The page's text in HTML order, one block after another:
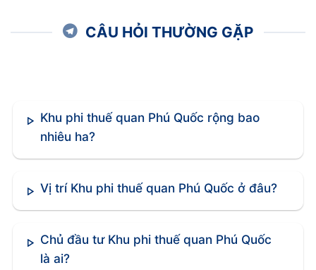
CÂU HỎI THƯỜNG GẶP
Khu phi thuế quan Phú Quốc rộng bao
nhiêu ha?
Vị trí Khu phi thuế quan Phú Quốc ở đâu?
Chủ đầu tư Khu phi thuế quan Phú Quốc
là ai?